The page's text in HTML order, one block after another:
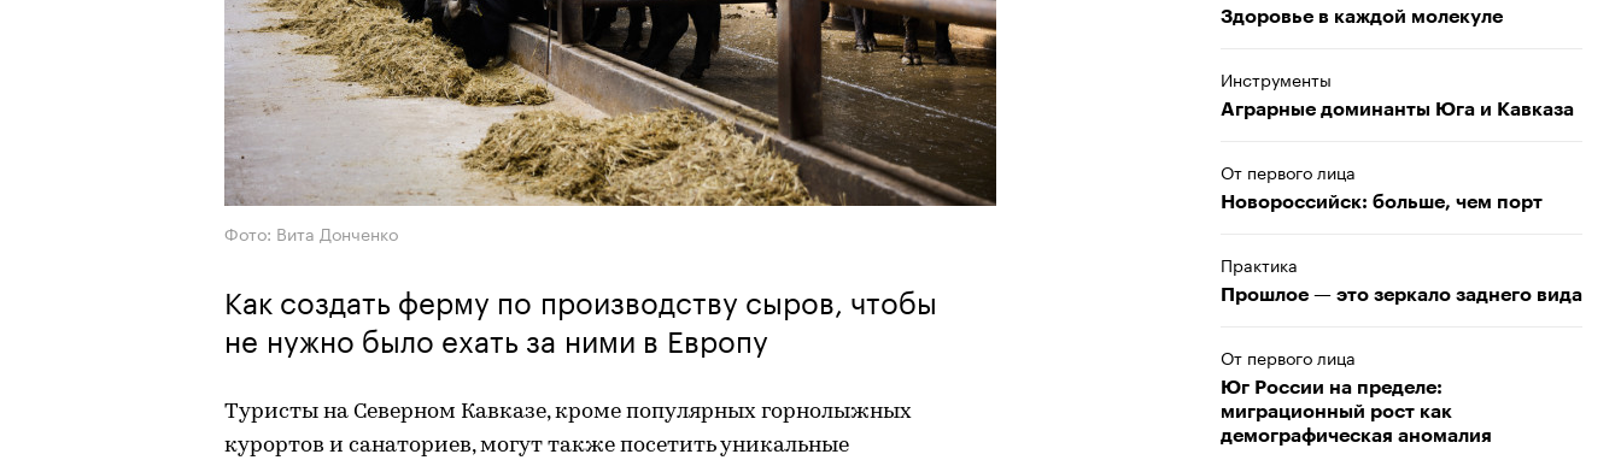
Фото: Вита Донченко
Как создать ферму по производству сыров, чтобы
не нужно было ехать за ними в Европу
Туристы на Северном Кавказе, кроме популярных горнолыжных
курортов и санаториев, могут также посетить уникальные
Здоровье в каждой молекуле
Инструменты
Аграрные доминанты Юга и Кавказа
От первого лица
Новороссийск: больше, чем порт
Практика
Прошлое — это зеркало заднего вида
От первого лица
Юг России на пределе:
миграционный рост как
демографическая аномалия